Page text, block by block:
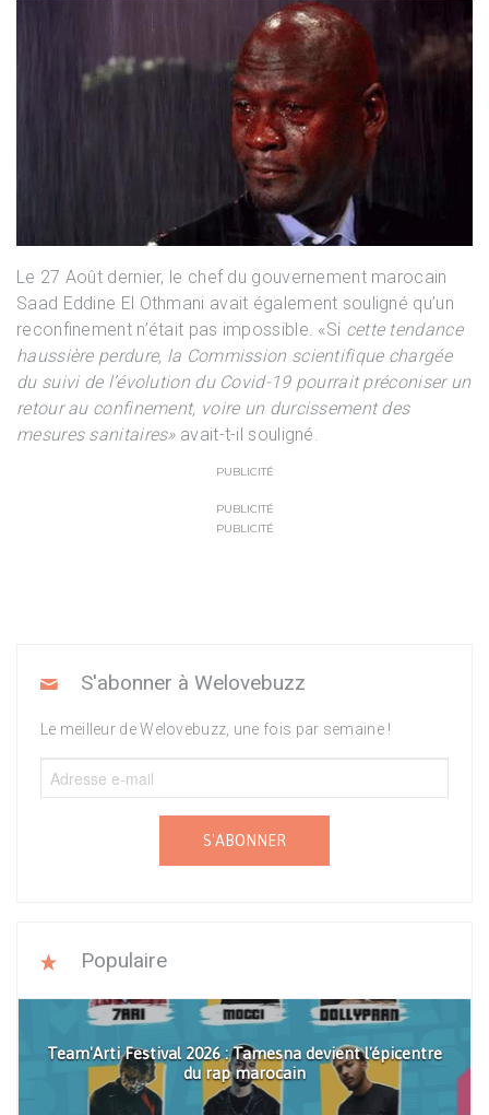
Le 27 Août dernier, le chef du gouvernement marocain
Saad Eddine El Othmani avait également souligné qu’un
reconfinement n’était pas impossible. «Si cette tendance
haussière perdure, la Commission scientifique chargée
du suivi de l’évolution du Covid-19 pourrait préconiser un
retour au confinement, voire un durcissement des
mesures sanitaires» avait-t-il souligné.
PUBLICITÉ
PUBLICITÉ
PUBLICITÉ
S'abonner à Welovebuzz
Le meilleur de Welovebuzz, une fois par semaine !
S'ABONNER
Populaire
Team'Arti Festival 2026 : Tamesna devient l'épicentre
du rap marocain